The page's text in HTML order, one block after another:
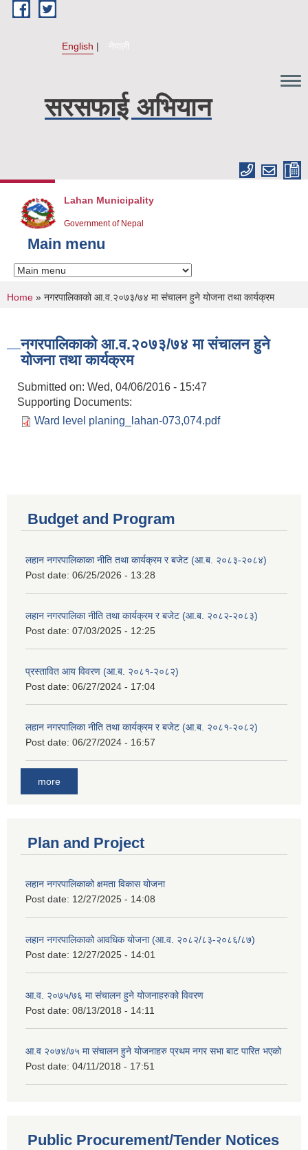
Skip to main content
English नेपाली
सरसफाई अभियान
Lahan Municipality
Government of Nepal
Main menu
You are here
Home » नगरपालिकाको आ.व.२०७३/७४ मा संचालन हुने योजना तथा कार्यक्रम
नगरपालिकाको आ.व.२०७३/७४ मा संचालन हुने
योजना तथा कार्यक्रम
Submitted on: Wed, 04/06/2016 - 15:47
Supporting Documents:
Ward level planing_lahan-073,074.pdf
Budget and Program
लहान नगरपालिकाका नीति तथा कार्यक्रम र बजेट (आ.ब. २०८३-२०८४)
Post date: 06/25/2026 - 13:28
लहान नगरपालिका नीति तथा कार्यक्रम र बजेट (आ.ब. २०८२-२०८३)
Post date: 07/03/2025 - 12:25
प्रस्तावित आय विवरण (आ.ब. २०८१-२०८२)
Post date: 06/27/2024 - 17:04
लहान नगरपालिका नीति तथा कार्यक्रम र बजेट (आ.ब. २०८१-२०८२)
Post date: 06/27/2024 - 16:57
more
Plan and Project
लहान नगरपालिकाको क्षमता विकास योजना
Post date: 12/27/2025 - 14:08
लहान नगरपालिकाको आवधिक योजना (आ.व. २०८२/८३-२०८६/८७)
Post date: 12/27/2025 - 14:01
आ.व. २०७५/७६ मा संचालन हुने योजनाहरुको विवरण
Post date: 08/13/2018 - 14:11
आ.व २०७४/७५ मा संचालन हुने योजनाहरु प्रथम नगर सभा बाट पारित भएको
Post date: 04/11/2018 - 17:51
Public Procurement/Tender Notices